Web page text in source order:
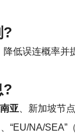
?
低误连概率
?
亚 、新加坡节
“EU/NA/SEA”